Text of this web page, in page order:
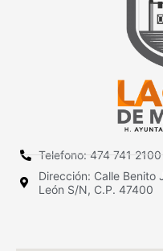
Telefono: 474 741 2100
Dirección: Calle Benito
León S/N, C.P. 47400